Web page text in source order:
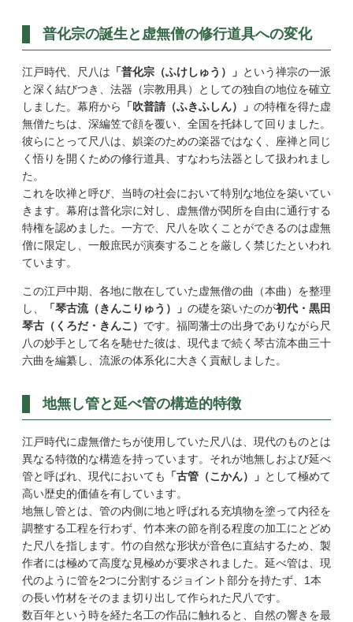
普化宗の誕生と虚無僧の修行道具への変化
江戸時代、尺八は 「普化宗（ふけしゅう）」 という禅宗の一派
と深く結びつき、法器（宗教用具）としての独自の地位を確立
しました。幕府から
「吹普請（ふきふしん）」 の特権を得た虚
無僧たちは、深編笠で顔を覆い、全国を托鉢して回りました。
彼らにとって尺八は、娯楽のための楽器ではなく、座禅と同じ
く悟りを開くための修行道具、すなわち法器として扱われまし
た。
これを吹禅と呼び、当時の社会において特別な地位を築いてい
きます。幕府は普化宗に対し、虚無僧が関所を自由に通行する
特権を認めました。一方で、尺八を吹くことができるのは虚無
僧に限定し、一般庶民が演奏することを厳しく禁じたといわれ
ています。
この江戸中期、各地に散在していた虚無僧の曲（本曲）を整理
し、
「琴古流（きんこりゅう）」 の礎を築いたのが初代・黒田
琴古（くろだ・きんこ） です。福岡藩士の出身でありながら尺
八の妙手として名を馳せた彼は、現代まで続く琴古流本曲三十
六曲を編纂し、流派の体系化に大きく貢献しました。
地無し管と延べ管の構造的特徴
江戸時代に虚無僧たちが使用していた尺八は、現代のものとは
異なる特徴的な構造を持っています。それが地無しおよび延べ
管と呼ばれ、現代においても
「古管（こかん）」 として極めて
高い歴史的価値を有しています。
地無し管とは、管の内側に地と呼ばれる充填物を塗って内径を
調整する工程を行わず、竹本来の節を削る程度の加工にとどめ
た尺八を指します。竹の自然な形状が音色に直結するため、製
作者には極めて高度な見極めが要求されました。延べ管は、現
代のように管を2つに分割するジョイント部分を持たず、1本
の長い竹材をそのまま切り出して作られた尺八です。
数百年という時を経た名工の作品に触れると、自然の響きを最